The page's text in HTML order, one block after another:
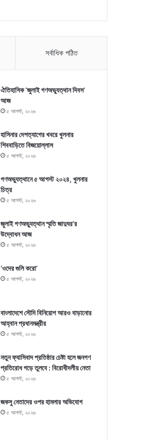
সর্বাধিক পঠিত
ঐতিহাসিক ‘জুলাই গণঅভ্যুত্থান দিবস’
আজ
৫ আগস্ট, ২০২৬
হাসিনার দেশত্যাগের খবরে খুলনার
শিববাড়িতে বিজয়োল্লাস
৫ আগস্ট, ২০২৬
গণঅভ্যুত্থানে ৫ আগস্ট ২০২৪, খুলনার
চিত্র
৫ আগস্ট, ২০২৬
জুলাই গণঅভ্যুত্থান স্মৃতি জাদুঘর’র
উদ্বোধন আজ
৫ আগস্ট, ২০২৬
‘ওদের গুলি করো’
৫ আগস্ট, ২০২৬
বাংলাদেশে সৌদি বিনিয়োগ আরও বাড়ানোর
আহ্বান প্রধানমন্ত্রীর
৫ আগস্ট, ২০২৬
নতুন ফ্যাসিবাদ প্রতিষ্ঠার চেষ্টা হলে জনগণ
প্রতিরোধ গড়ে তুলবে : বিরোধীদলীয় নেতা
৫ আগস্ট, ২০২৬
জকসু নেতাদের ওপর হামলার অভিযোগ
৫ আগস্ট, ২০২৬